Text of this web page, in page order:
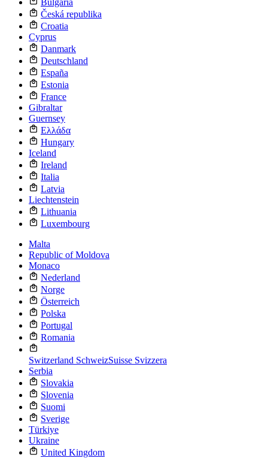
Česká republika
Croatia
Cyprus
Danmark
Deutschland
España
Estonia
France
Gibraltar
Guernsey
Ελλάδα
Hungary
Iceland
Ireland
Italia
Latvia
Liechtenstein
Lithuania
Luxembourg
Malta
Republic of Moldova
Monaco
Nederland
Norge
Österreich
Polska
Portugal
Romania
Switzerland SchweizSuisse Svizzera
Serbia
Slovakia
Slovenia
Suomi
Sverige
Türkiye
Ukraine
United Kingdom